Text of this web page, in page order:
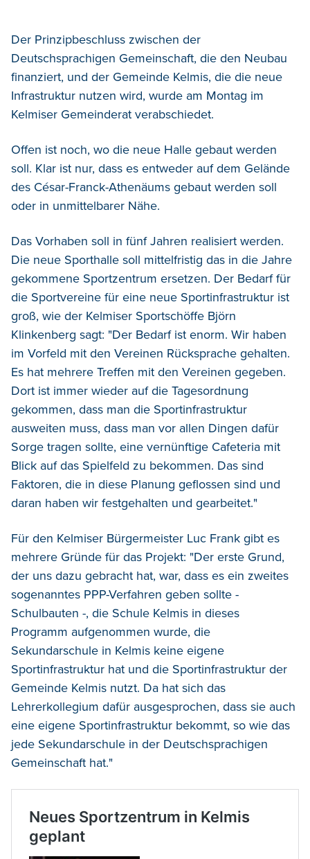
Der Prinzipbeschluss zwischen der
Deutschsprachigen Gemeinschaft, die den Neubau
finanziert, und der Gemeinde Kelmis, die die neue
Infrastruktur nutzen wird, wurde am Montag im
Kelmiser Gemeinderat verabschiedet.
Offen ist noch, wo die neue Halle gebaut werden
soll. Klar ist nur, dass es entweder auf dem Gelände
des César-Franck-Athenäums gebaut werden soll
oder in unmittelbarer Nähe.
Das Vorhaben soll in fünf Jahren realisiert werden.
Die neue Sporthalle soll mittelfristig das in die Jahre
gekommene Sportzentrum ersetzen. Der Bedarf für
die Sportvereine für eine neue Sportinfrastruktur ist
groß, wie der Kelmiser Sportschöffe Björn
Klinkenberg sagt: "Der Bedarf ist enorm. Wir haben
im Vorfeld mit den Vereinen Rücksprache gehalten.
Es hat mehrere Treffen mit den Vereinen gegeben.
Dort ist immer wieder auf die Tagesordnung
gekommen, dass man die Sportinfrastruktur
ausweiten muss, dass man vor allen Dingen dafür
Sorge tragen sollte, eine vernünftige Cafeteria mit
Blick auf das Spielfeld zu bekommen. Das sind
Faktoren, die in diese Planung geflossen sind und
daran haben wir festgehalten und gearbeitet."
Für den Kelmiser Bürgermeister Luc Frank gibt es
mehrere Gründe für das Projekt: "Der erste Grund,
der uns dazu gebracht hat, war, dass es ein zweites
sogenanntes PPP-Verfahren geben sollte -
Schulbauten -, die Schule Kelmis in dieses
Programm aufgenommen wurde, die
Sekundarschule in Kelmis keine eigene
Sportinfrastruktur hat und die Sportinfrastruktur der
Gemeinde Kelmis nutzt. Da hat sich das
Lehrerkollegium dafür ausgesprochen, dass sie auch
eine eigene Sportinfrastruktur bekommt, so wie das
jede Sekundarschule in der Deutschsprachigen
Gemeinschaft hat."